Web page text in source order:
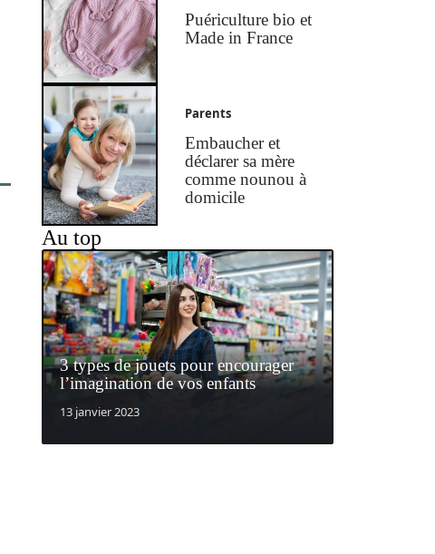
Puériculture bio et
Made in France
Parents
Embaucher et
déclarer sa mère
comme nounou à
domicile
Au top
3 types de jouets pour encourager
l’imagination de vos enfants
13 janvier 2023